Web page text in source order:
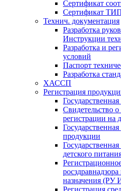
Сертификат
Сертификат
Технич. документация
Разработка
Инструкции
Разработка и
условий
Паспорт
Разработка
ХАССП
Регистрация
Свидетельство о
регистрации на
продукции
детского
назначения
Регистрация